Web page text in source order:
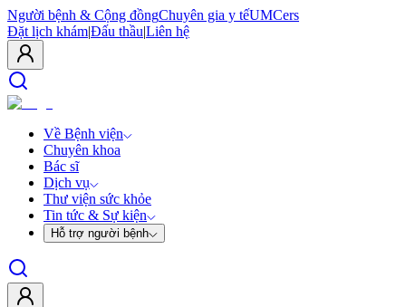
Người bệnh & Cộng đồngChuyên gia y tếUMCers
Đặt lịch khám|Đấu thầu|Liên hệ
Về Bệnh viện
Chuyên khoa
Bác sĩ
Dịch vụ
Thư viện sức khỏe
Tin tức & Sự kiện
Hỗ trợ người bệnh